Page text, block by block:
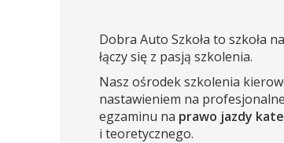
Dobra Auto Szkoła to szkoła
łączy się z pasją szkolenia.
Nasz ośrodek szkolenia
nastawieniem na
egzaminu na prawo jazdy
i teoretycznego.